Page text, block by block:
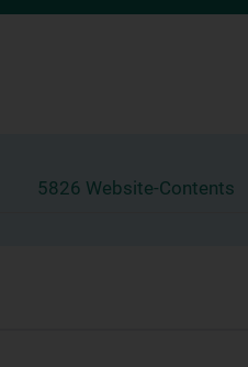
5826 Website-Contents